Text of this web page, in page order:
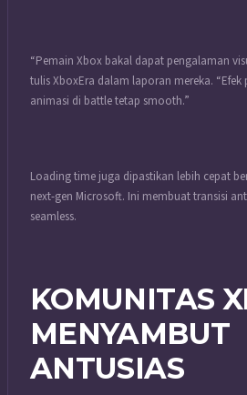
“Pemain Xbox bakal dapat pengalaman
tulis XboxEra dalam laporan mereka.
animasi di battle tetap smooth.”
Loading time juga dipastikan lebih cepat
next-gen Microsoft. Ini membuat transisi
seamless.
KOMUNITAS
MENYAMBUT
ANTUSIAS